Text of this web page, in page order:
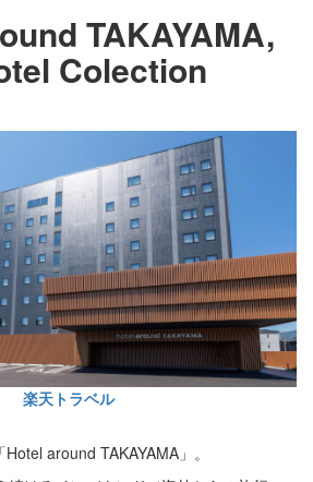
TAKAYAMA,
Colection
楽天トラベル
around TAKAYAMA」。